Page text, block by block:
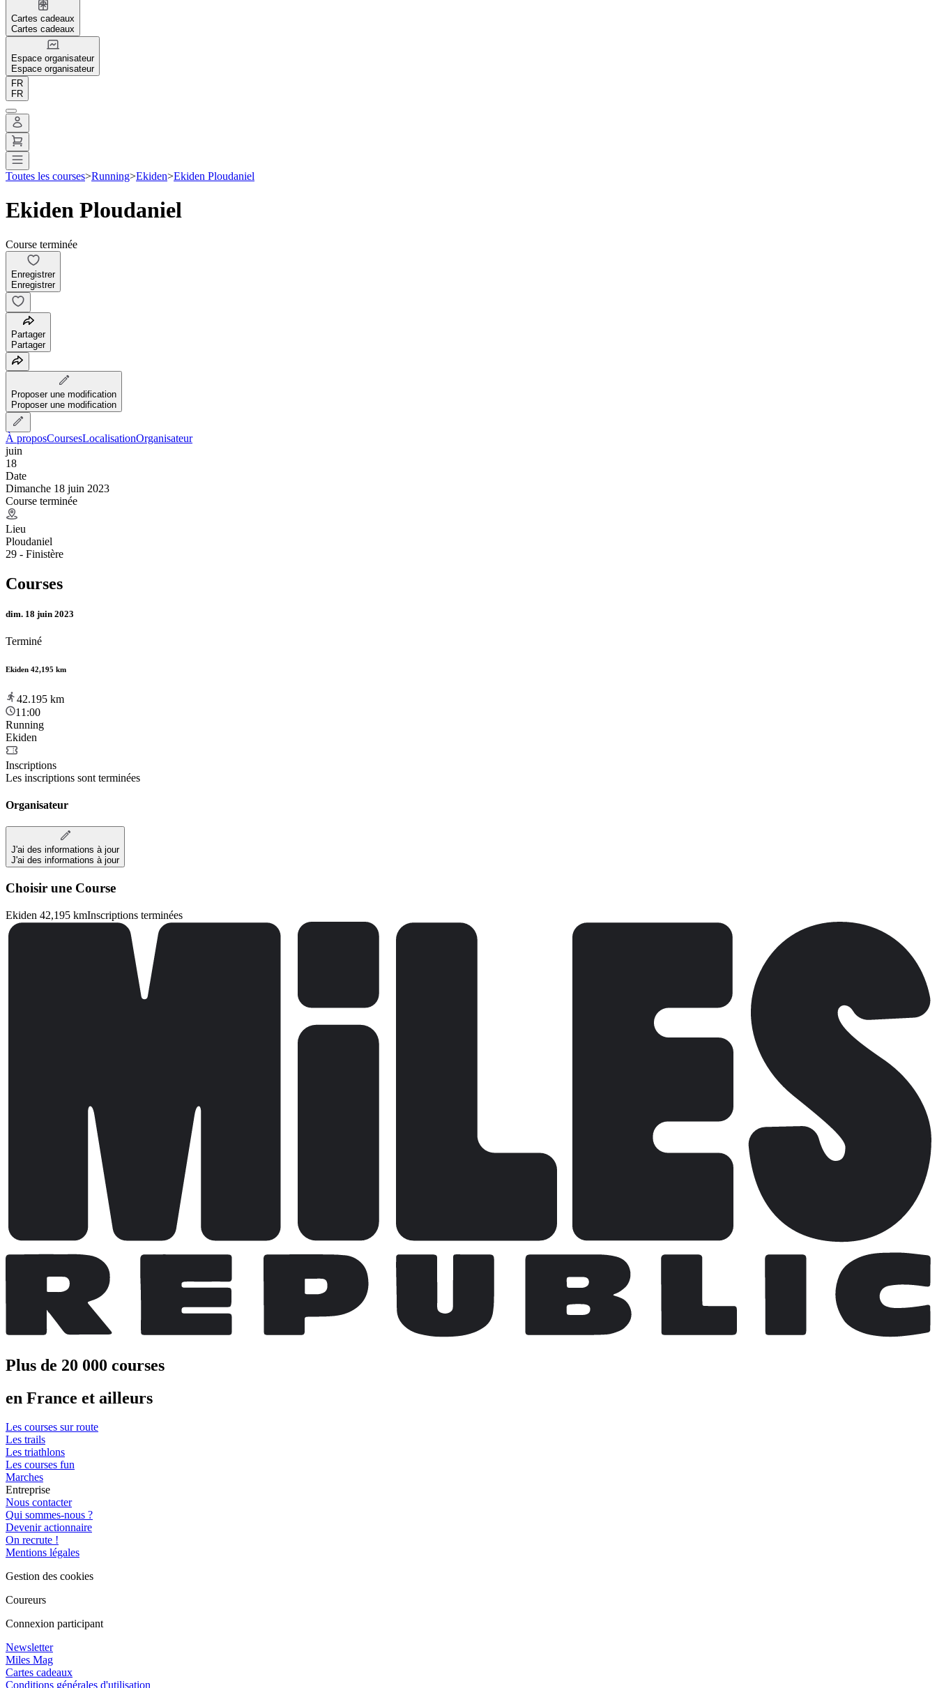
Cartes cadeaux
Cartes cadeaux
Espace organisateur
Espace organisateur
FR
FR
Toutes les courses>Running>Ekiden>Ekiden Ploudaniel
Ekiden Ploudaniel
Course terminée
Enregistrer
Enregistrer
Partager
Partager
Proposer une modification
Proposer une modification
À proposCoursesLocalisationOrganisateur
juin
18
Date
Dimanche 18 juin 2023
Course terminée
Lieu
Ploudaniel
29 - Finistère
Courses
dim. 18 juin 2023
Terminé
Ekiden 42,195 km
42.195 km
11:00
Running
Ekiden
Inscriptions
Les inscriptions sont terminées
Organisateur
J'ai des informations à jour
J'ai des informations à jour
Choisir une Course
Ekiden 42,195 kmInscriptions terminées
Plus de 20 000 courses
en France et ailleurs
Les courses sur route
Les trails
Les triathlons
Les courses fun
Marches
Entreprise
Nous contacter
Qui sommes-nous ?
Devenir actionnaire
On recrute !
Mentions légales
Gestion des cookies
Coureurs
Connexion participant
Newsletter
Miles Mag
Cartes cadeaux
Conditions générales d'utilisation